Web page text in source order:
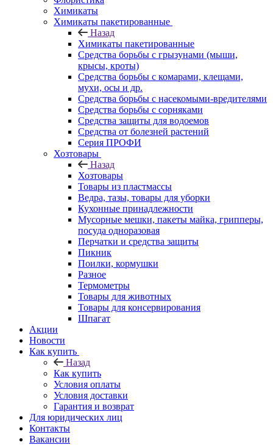
Химикаты
Химикаты пакетированные
Назад
Химикаты пакетированные
Средства борьбы с грызунами (мыши,
крысы, кроты)
Средства борьбы с комарами, клещами,
мухи, осы и др.
Средства борьбы с насекомыми-вредителями
Средства борьбы с сорняками
Средства защиты для водоемов
Средства от болезней растений
Серия ПРОФИ
Хозтовары
Назад
Хозтовары
Товары из пластмассы
Ведра, тазы, товары для уборки
Кухонные принадлежности
Мусорные мешки, пакеты майка, грипперы,
посуда одноразовая
Перчатки и средства защиты
Пикник
Поилки, кормушки
Разное
Термометры
Товары для животных
Товары для консервирования
Шпагат
Акции
Новости
Как купить
Назад
Как купить
Условия оплаты
Условия доставки
Гарантия и возврат
Для юридических лиц
Контакты
Вакансии